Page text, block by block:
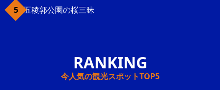
五稜郭公園の桜三昧
今人気の観光スポットTOP5